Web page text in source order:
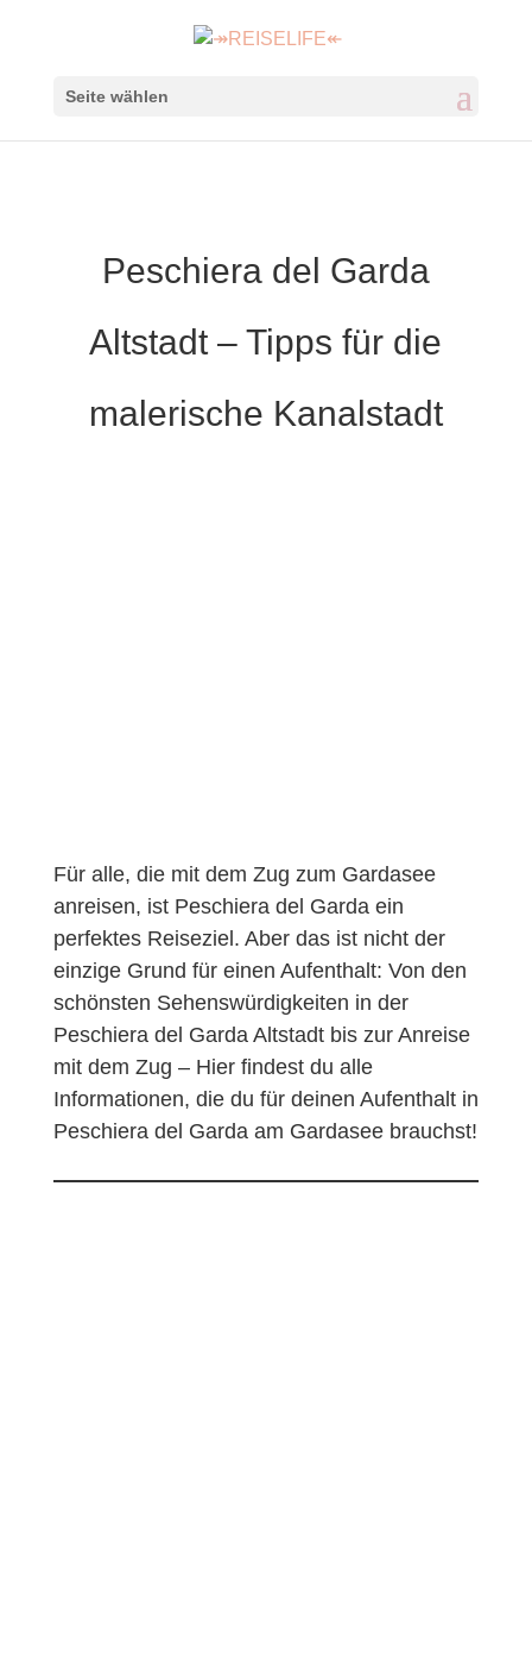
Seite wählen
Peschiera del Garda
Altstadt – Tipps für die
malerische Kanalstadt
Für alle, die mit dem Zug zum Gardasee
anreisen, ist Peschiera del Garda ein
perfektes Reiseziel. Aber das ist nicht der
einzige Grund für einen Aufenthalt: Von den
schönsten Sehenswürdigkeiten in der
Peschiera del Garda Altstadt bis zur Anreise
mit dem Zug – Hier findest du alle
Informationen, die du für deinen Aufenthalt in
Peschiera del Garda am Gardasee brauchst!